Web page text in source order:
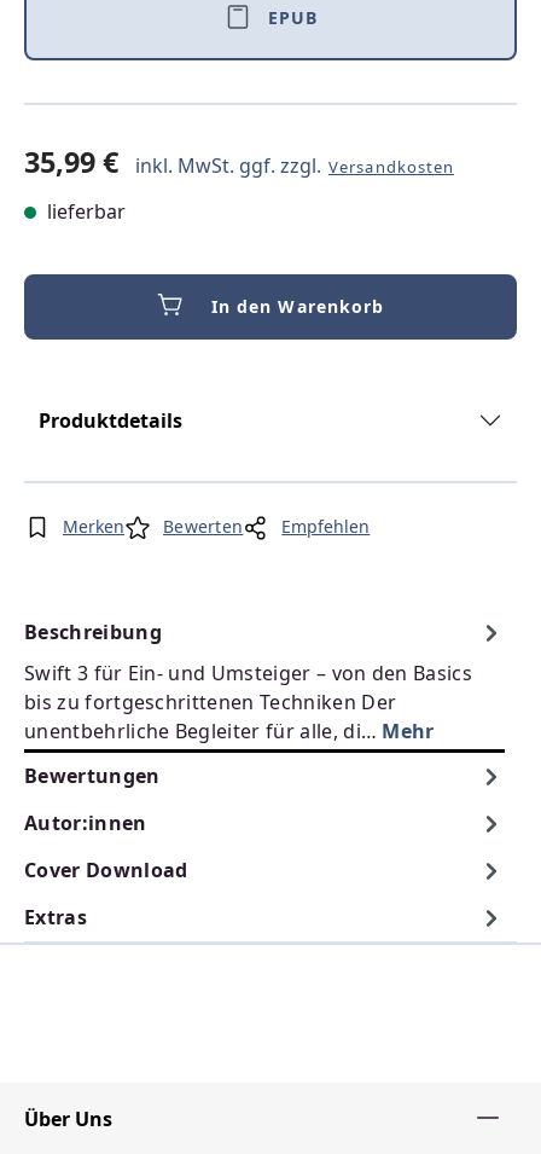
EPUB
35,99 € inkl. MwSt. ggf. zzgl. Versandkosten
lieferbar
In den Warenkorb
Produktdetails
Merken Bewerten Empfehlen
Beschreibung
Swift 3 für Ein- und Umsteiger – von den Basics
bis zu fortgeschrittenen Techniken Der
unentbehrliche Begleiter für alle, di… Mehr
Bewertungen
Autor:innen
Cover Download
Extras
Über Uns